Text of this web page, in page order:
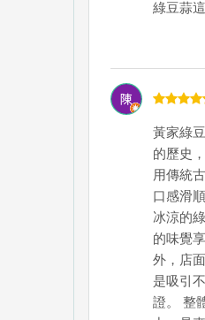
綠豆蒜
黃家綠
的歷史
用傳統
口感滑
冰涼的
的味覺
外，店
是吸引
證。 整